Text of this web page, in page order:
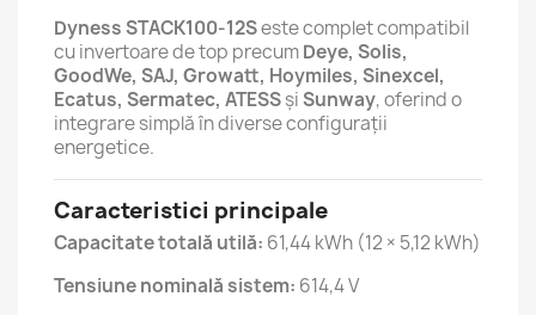
Dyness STACK100-12Seste complet compatibil
cu invertoare de top precumDeye, Solis,
GoodWe, SAJ, Growatt, Hoymiles, Sinexcel,
Ecatus, Sermatec, ATESSșiSunway, oferind o
integrare simplă în diverse configurații
energetice.
Caracteristici principale
Capacitate totală utilă: 61,44 kWh (12 × 5,12 kWh)
Tensiune nominală sistem: 614,4 V